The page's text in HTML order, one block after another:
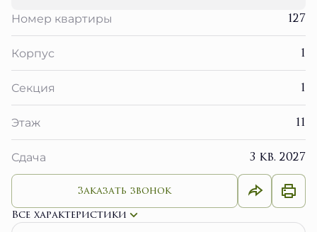
Номер квартиры
127
Корпус 1
Секция 1
Этаж 11
Сдача 3 кв. 2027
Заказать звонок
Все характеристики